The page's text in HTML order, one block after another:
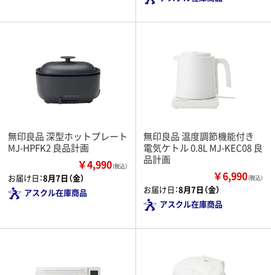
無印良品 深型ホットプレート
MJ-HPFK2 良品計画
￥4,990（税込）
お届け日：8月7日（金）
アスクル在庫商品
無印良品 温度調節機能付き
電気ケトル 0.8L MJ-KEC08 良
品計画
￥6,990（税込）
お届け日：8月7日（金）
アスクル在庫商品